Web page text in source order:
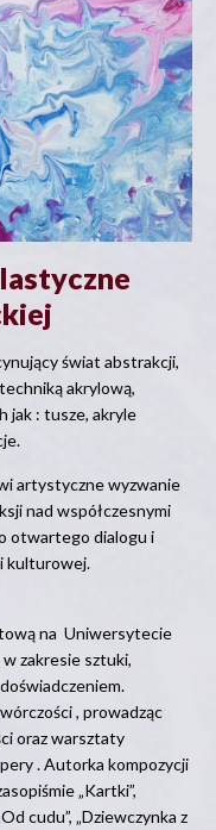
świat abstrakcji,
akrylową,
jak : tusze, akryle
artystyczne wyzwanie
nad współczesnymi
otwartego dialogu i
kulturowej.
na Uniwersytecie
zakresie sztuki,
, prowadząc
oraz warsztaty
. Autorka kompozycji
„Kartki”,
cudu”, „Dziewczynka z